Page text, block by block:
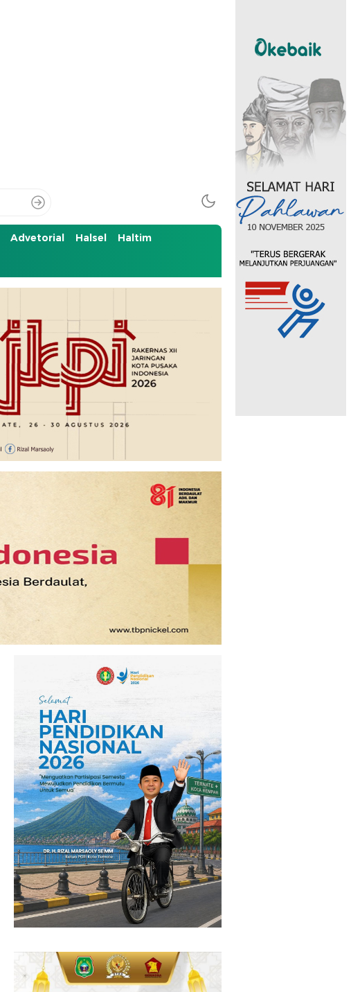
Advetorial Halsel Haltim